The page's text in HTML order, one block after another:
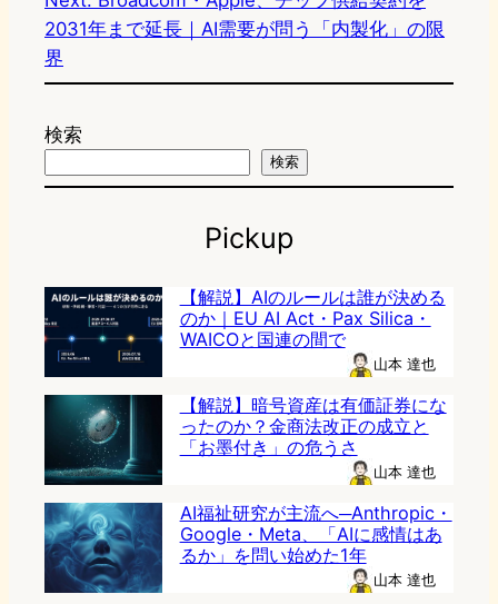
2031年まで延長｜AI需要が問う「内製化」の限
界
検索
検索
Pickup
【解説】AIのルールは誰が決める
のか｜EU AI Act・Pax Silica・
WAICOと国連の間で
山本 達也
【解説】暗号資産は有価証券にな
ったのか？金商法改正の成立と
「お墨付き」の危うさ
山本 達也
AI福祉研究が主流へ─Anthropic・
Google・Meta、「AIに感情はあ
るか」を問い始めた1年
山本 達也